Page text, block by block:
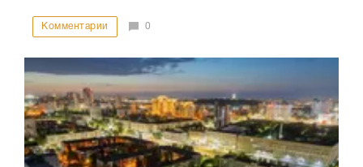
Комментарии 0